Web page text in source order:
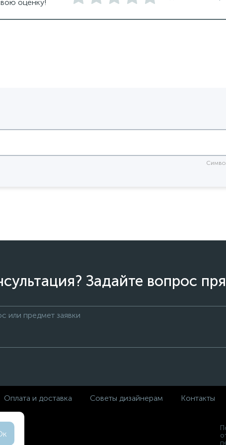
оценку!
Задайте вопрос
Оплата и доставка Советы дизайнерам Контакты